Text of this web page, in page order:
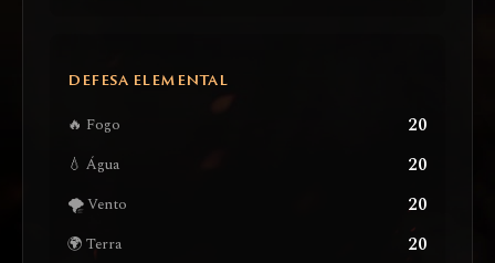
DEFESA ELEMENTAL
🔥 Fogo 20
💧 Água 20
🌪️ Vento 20
🌍 Terra 20